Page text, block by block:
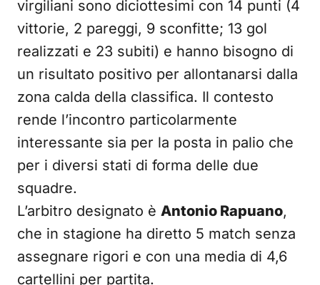
virgiliani sono diciottesimi con 14 punti (4
vittorie, 2 pareggi, 9 sconfitte; 13 gol
realizzati e 23 subiti) e hanno bisogno di
un risultato positivo per allontanarsi dalla
zona calda della classifica. Il contesto
rende l’incontro particolarmente
interessante sia per la posta in palio che
per i diversi stati di forma delle due
squadre.
L’arbitro designato è Antonio Rapuano,
che in stagione ha diretto 5 match senza
assegnare rigori e con una media di 4,6
cartellini per partita.